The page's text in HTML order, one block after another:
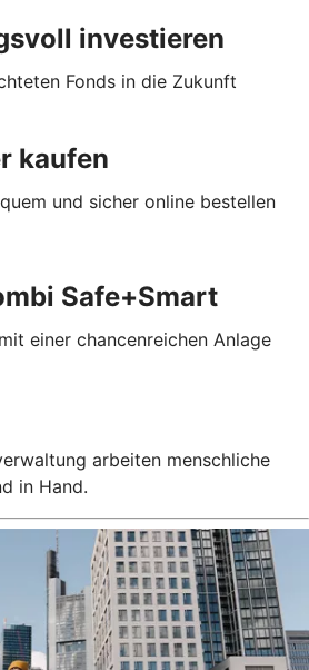
investieren
Fonds in die Zukunft
kaufen
und sicher online bestellen
Safe+Smart
einer chancenreichen Anlage
arbeiten menschliche
in Hand.